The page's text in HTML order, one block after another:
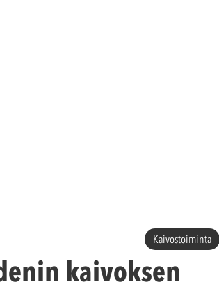
Kaivostoiminta
kaivoksen